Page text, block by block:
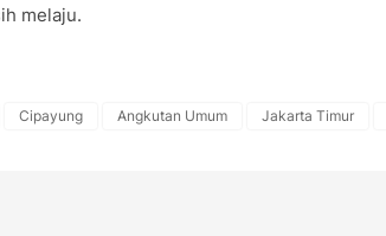
melaju.
Cipayung Angkutan Umum Jakarta Timur